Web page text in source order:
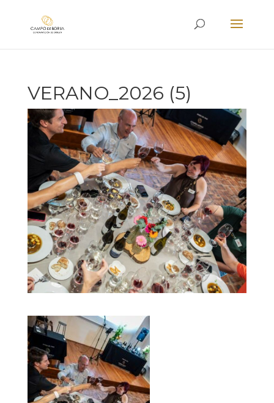
VERANO_2026 (5)